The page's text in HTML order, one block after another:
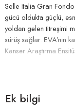
Selle Italia Gran Fondo
gücü oldukta güçlü,
yoldan gelen titreşimi
sürüş sağlar. EVA’nın
Kanser Araştırma
Asimetrik oyuklu
çıkarılabilir.
Ek bilgi